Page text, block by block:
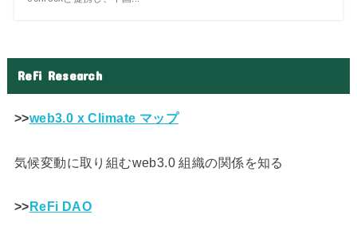
ReFi Research
>>web3.0 x Climate マップ
気候変動に取り組むweb3.0 組織の関係を知る
>>ReFi DAO